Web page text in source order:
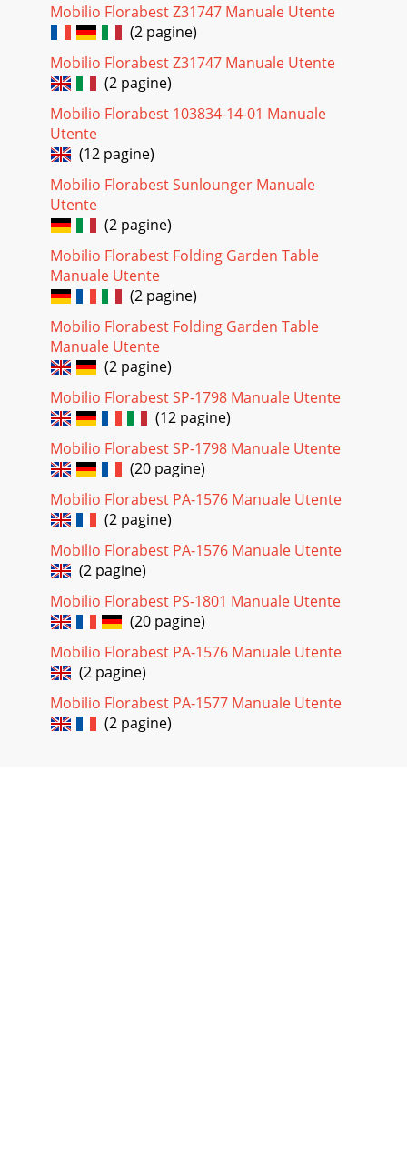
Mobilio Florabest Z31747 Manuale Utente
(2 pagine)
Mobilio Florabest Z31747 Manuale Utente
(2 pagine)
Mobilio Florabest 103834-14-01 Manuale
Utente
(12 pagine)
Mobilio Florabest Sunlounger Manuale
Utente
(2 pagine)
Mobilio Florabest Folding Garden Table
Manuale Utente
(2 pagine)
Mobilio Florabest Folding Garden Table
Manuale Utente
(2 pagine)
Mobilio Florabest SP-1798 Manuale Utente
(12 pagine)
Mobilio Florabest SP-1798 Manuale Utente
(20 pagine)
Mobilio Florabest PA-1576 Manuale Utente
(2 pagine)
Mobilio Florabest PA-1576 Manuale Utente
(2 pagine)
Mobilio Florabest PS-1801 Manuale Utente
(20 pagine)
Mobilio Florabest PA-1576 Manuale Utente
(2 pagine)
Mobilio Florabest PA-1577 Manuale Utente
(2 pagine)